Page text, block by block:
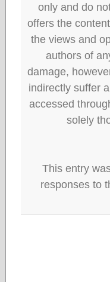
only and do
offers the
the views and
authors of
damage,
indirectly suffer
accessed
solely
This entry
responses to